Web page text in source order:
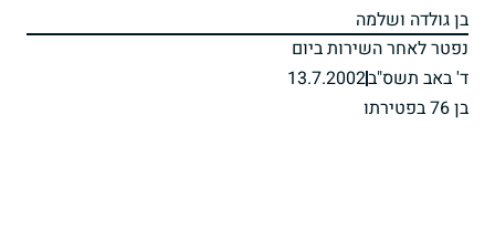
בן גולדה ושלמה
נפטר לאחר השירות ביום
ד' באב תשס"ב13.7.2002
בן 76 בפטירתו